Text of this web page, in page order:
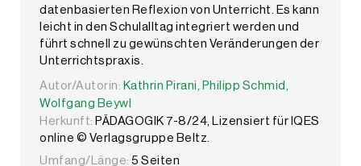
datenbasierten Reflexion von Unterricht. Es kann
leicht in den Schulalltag integriert werden und
führt schnell zu gewünschten Veränderungen der
Unterrichtspraxis.
Autor/Autorin: Kathrin Pirani, Philipp Schmid,
Autor/Autorin: Kathrin Pirani,
Philipp Schmid,
Wolfgang Beywl
Herkunft: PÄDAGOGIK 7-8/24, Lizensiert für IQES
online © Verlagsgruppe Beltz.
Umfang/Länge: 5 Seiten